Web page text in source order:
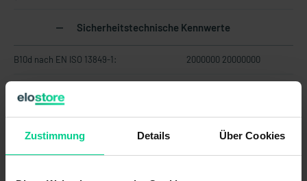
Zustimmung Details Über Cookies
Sicherheitstechnische Kennwerte
B10d nach EN ISO 13849-1: 2000000 20000000
Codierung nach EN ISO 14119: gering